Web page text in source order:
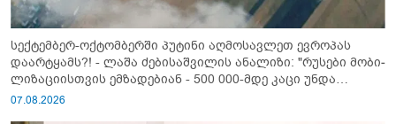
სექტემბერ-ოქტომბერში პუტინი აღმოსავლეთ ევროპას
დაარტყამს?! - ლაშა ძებისაშვილის ანალიზი: "რუსები მობი­
ლიზაციისთვის ემზადებიან - 500 000-მდე კაცი უნდა
გაიწვიონ ომში"
07.08.2026